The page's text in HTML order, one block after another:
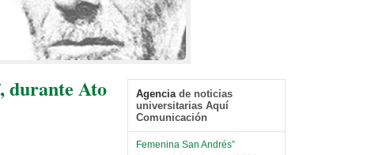
durante Ato Agencia de noticias
universitarias Aquí
Comunicación
Primera actuación de la “Tuna
Femenina San Andrés”